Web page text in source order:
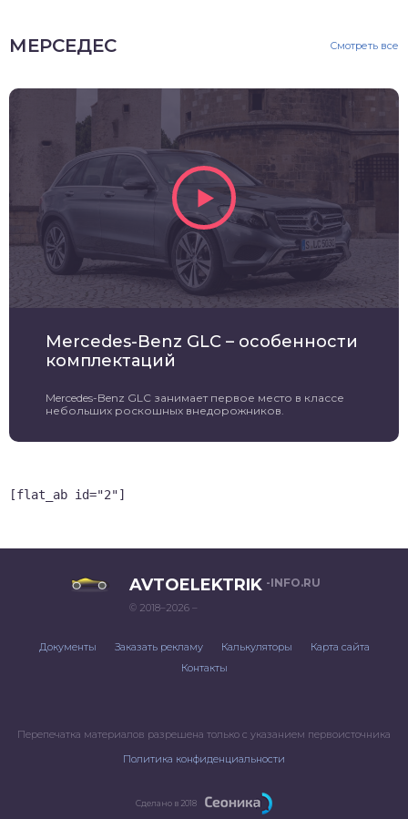
МЕРСЕДЕС Смотреть все
Mercedes-Benz GLC – особенности
комплектаций
Mercedes-Benz GLC занимает первое место в классе
небольших роскошных внедорожников.
[flat_ab id="2"]
AVTOELEKTRIK -INFO.RU
© 2018–2026 –
Документы Заказать рекламу Калькуляторы
Карта сайта
Контакты
Перепечатка материалов разрешена только с указанием первоисточника
Политика конфиденциальности
Сделано в 2018